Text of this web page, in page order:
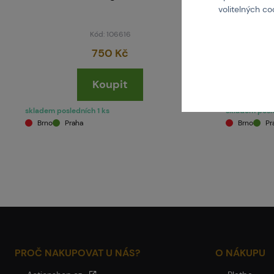
Kód: 106616
750 Kč
Koupit
skladem posledních 1 ks
Brno
Praha
skladem
Brno
PROČ NAKUPOVAT U NÁS? O NÁKUPU
volitelných